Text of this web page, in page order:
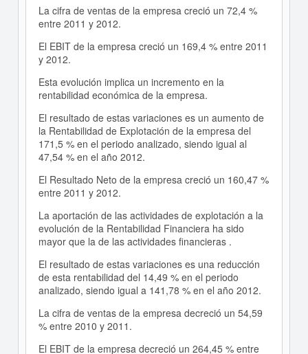
La cifra de ventas de la empresa creció un 72,4 %
entre 2011 y 2012.
El EBIT de la empresa creció un 169,4 % entre 2011
y 2012.
Esta evolución implica un incremento en la
rentabilidad económica de la empresa.
El resultado de estas variaciones es un aumento de
la Rentabilidad de Explotación de la empresa del
171,5 % en el periodo analizado, siendo igual al
47,54 % en el año 2012.
El Resultado Neto de la empresa creció un 160,47 %
entre 2011 y 2012.
La aportación de las actividades de explotación a la
evolución de la Rentabilidad Financiera ha sido
mayor que la de las actividades financieras .
El resultado de estas variaciones es una reducción
de esta rentabilidad del 14,49 % en el periodo
analizado, siendo igual a 141,78 % en el año 2012.
La cifra de ventas de la empresa decreció un 54,59
% entre 2010 y 2011.
El EBIT de la empresa decreció un 264,45 % entre